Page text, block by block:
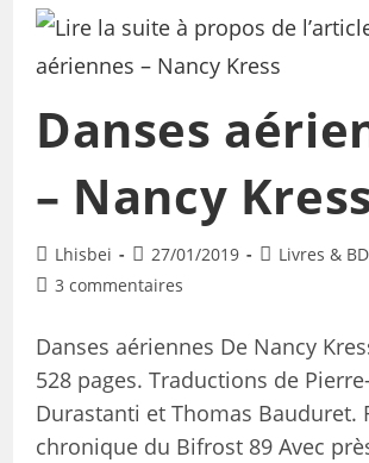
Danses
– Nancy
Lhisbei 27/01/2019
Livres & BD
3 commentaires
Danses aériennes De Nancy
528 pages. Traductions de
Durastanti et Thomas Bauduret.
chronique du Bifrost 89 Avec